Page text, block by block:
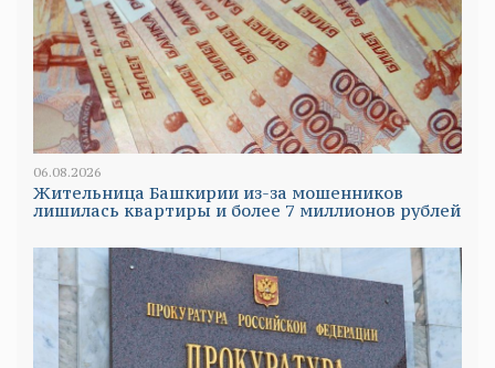
06.08.2026
Жительница Башкирии из-за мошенников
лишилась квартиры и более 7 миллионов рублей